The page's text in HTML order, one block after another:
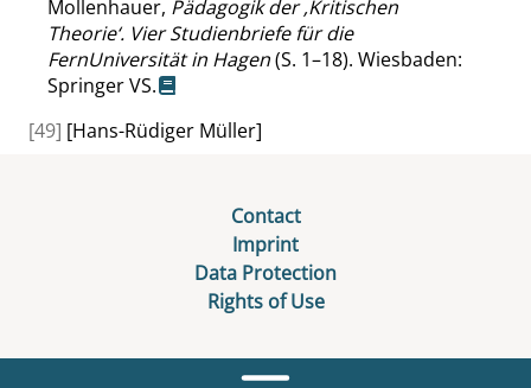
Mollenhauer, Pädagogik der‚Kritischen
Theorie‘. Vier Studienbriefe für die
FernUniversität in Hagen(S. 1–18). Wiesbaden:
Springer VS.
[49] [Hans-Rüdiger Müller]
Contact
Imprint
Data Protection
Rights of Use